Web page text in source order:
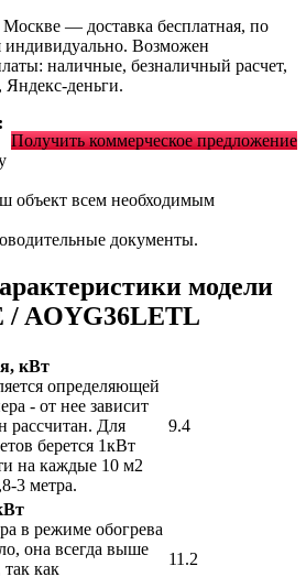
— доставка бесплатная, по
индивидуально. Возможен
наличные, безналичный расчет,
Яндекс-деньги.
Получить коммерческое предложение
объект всем необходимым
документы.
модели
/ AOYG36LETL
кВт
определяющей
- от нее зависит
рассчитан. Для
берется 1кВт
на каждые 10 м2
3 метра.
9.4
в режиме обогрева
она всегда выше
как
11.2